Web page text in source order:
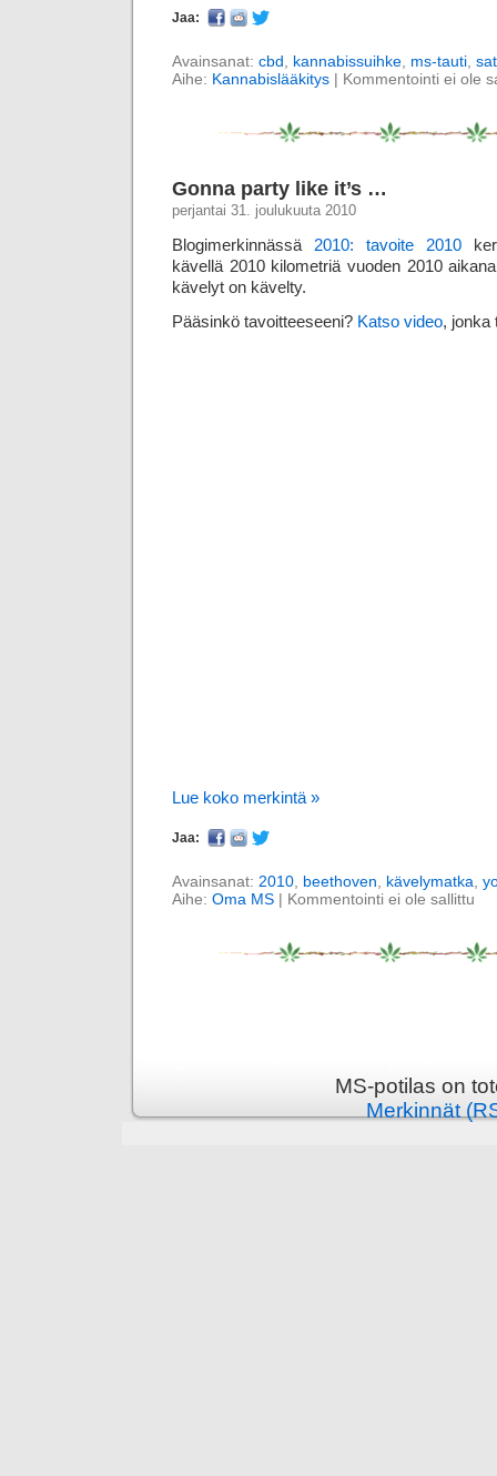
Jaa:
Avainsanat: cbd kannabissuihke ms-tauti
Aihe: Kannabislääkitys | Kommentointi ei ole
Gonna party like it’s …
perjantai 31. joulukuuta 2010
Blogimerkinnässä 2010: tavoite 2010
kävellä 2010 kilometriä vuoden 2010
kävelyt on kävelty.
Pääsinkö tavoitteeseeni? Katso video, jonka
Lue koko merkintä »
Jaa:
Avainsanat: 2010 beethoven kävelymatka
Aihe: Oma MS | Kommentointi ei ole sallittu
MS-potilas on
Merkinnät